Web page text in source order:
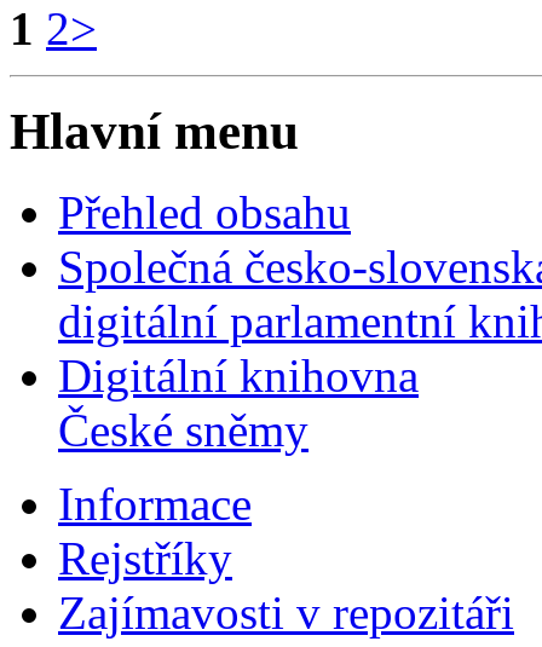
1 2>
Hlavní menu
Přehled obsahu
Společná česko-
digitální parlamentní
Digitální knihovna
České sněmy
Informace
Rejstříky
Zajímavosti v repozitáři